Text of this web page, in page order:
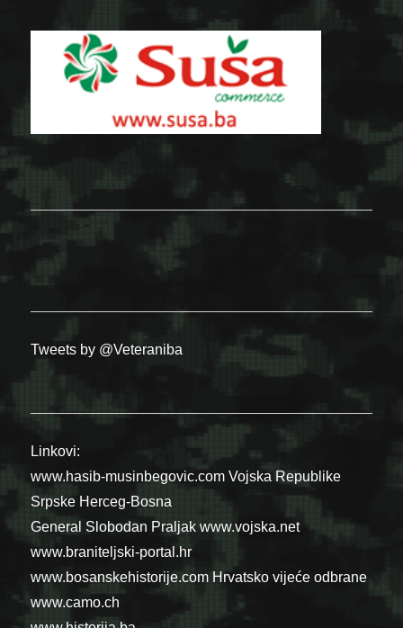
Tweets by @Veteraniba
Linkovi:
www.hasib-musinbegovic.com Vojska Republike
Srpske Herceg-Bosna
General Slobodan Praljak www.vojska.net
www.braniteljski-portal.hr
www.bosanskehistorije.com Hrvatsko vijeće odbrane
www.camo.ch